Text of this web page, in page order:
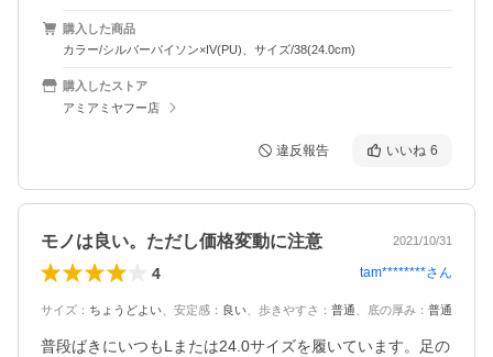
購入した商品
カラー/シルバーパイソン×IV(PU)、サイズ/38(24.0cm)
購入したストア
アミアミヤフー店
違反報告 いいね 6
モノは良い。ただし価格変動に注意 2021/10/31
4 tam********さん
サイズ ： ちょうどよい 安定感 ： 良い 歩きやすさ ： 普通 底の厚み ： 普通
普段ばきにいつもLまたは24.0サイズを履いています。足の